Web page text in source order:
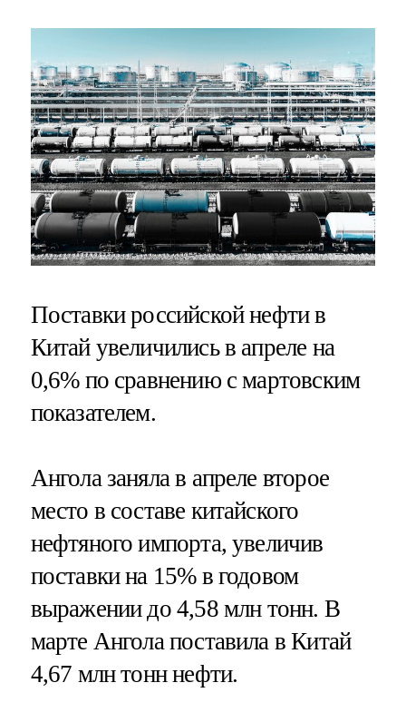
Поставки российской нефти в
Китай увеличились в апреле на
0,6% по сравнению с мартовским
показателем.
Ангола заняла в апреле второе
место в составе китайского
нефтяного импорта, увеличив
поставки на 15% в годовом
выражении до 4,58 млн тонн. В
марте Ангола поставила в Китай
4,67 млн тонн нефти.